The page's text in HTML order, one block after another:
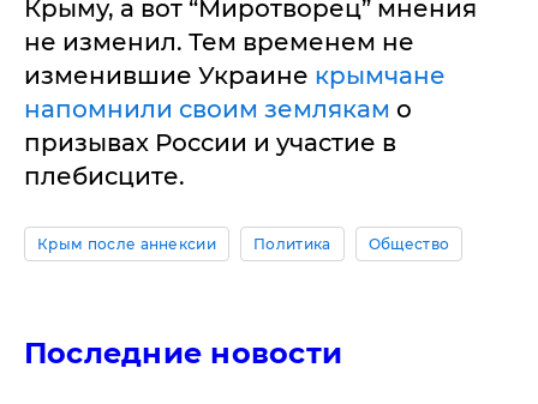
Крыму, а вот “Миротворец” мнения
не изменил. Тем временем не
изменившие Украине крымчане
напомнили своим землякам о
призывах России и участие в
плебисците.
Крым после аннексии Политика Общество
Последние новости